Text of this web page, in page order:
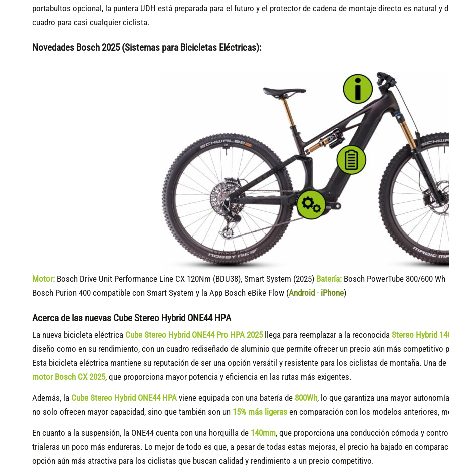
portabultos opcional, la puntera UDH está preparada para el futuro y el protector de cadena de montaje directo es natural y
cuadro para casi cualquier ciclista.
Novedades Bosch 2025 (Sistemas para Bicicletas Eléctricas):
Motor:Bosch Drive Unit Performance Line CX 120Nm (BDU38), Smart System (2025) Batería:Bosch PowerTube 800/600
Bosch Purion 400 compatiblecon Smart System y la App Bosch eBike Flow (Android - iPhone)
Acerca de las nuevas Cube Stereo Hybrid ONE44 HPA
La nueva bicicleta eléctrica Cube Stereo Hybrid ONE44 Pro HPA 2025llega para reemplazar a la reconocida Stereo Hybrid
diseño como en su rendimiento, con un cuadro rediseñado de aluminio que permite ofrecer un precio aún más competitivo
Esta bicicleta eléctrica mantiene su reputación de ser una opción versátil y resistente para los ciclistas de montaña. Una
motor Bosch CX 2025, que proporciona mayor potencia y eficiencia en las rutas más exigentes.
Además, la Cube Stereo Hybrid ONE44 HPAviene equipada con una batería de 800Wh, lo que garantiza una mayor
no solo ofrecen mayor capacidad, sino que también son un 15% más ligerasen comparación con los modelos anteriores,
En cuanto a la suspensión, la ONE44 cuenta con una horquilla de 140mm, que proporciona una conducción cómoda y
trialeras un poco más endureras. Lo mejor de todo es que, a pesar de todas estas mejoras, el precio ha bajado en
opción aún más atractiva para los ciclistas que buscan calidad y rendimiento a un precio competitivo.